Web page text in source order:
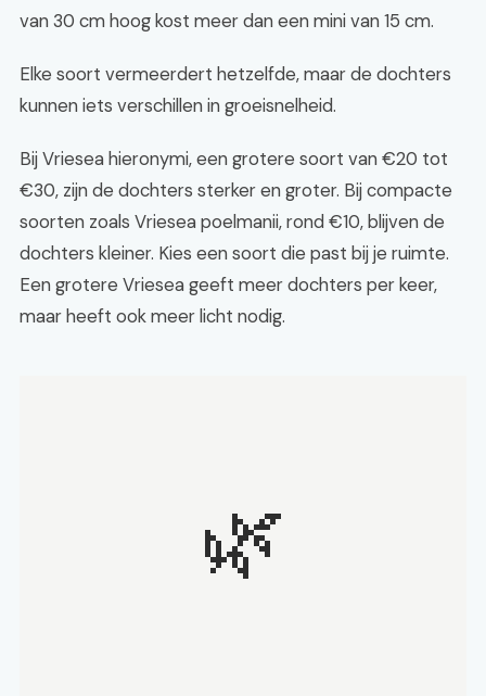
van 30 cm hoog kost meer dan een mini van 15 cm.
Elke soort vermeerdert hetzelfde, maar de dochters
kunnen iets verschillen in groeisnelheid.
Bij Vriesea hieronymi, een grotere soort van €20 tot
€30, zijn de dochters sterker en groter. Bij compacte
soorten zoals Vriesea poelmanii, rond €10, blijven de
dochters kleiner. Kies een soort die past bij je ruimte.
Een grotere Vriesea geeft meer dochters per keer,
maar heeft ook meer licht nodig.
🌿